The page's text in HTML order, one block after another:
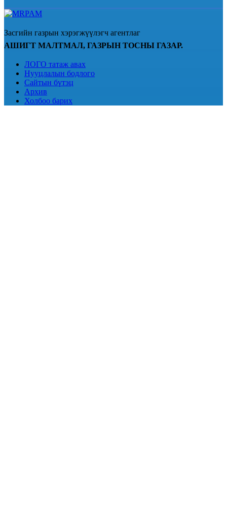
Засгийн газрын хэрэгжүүлэгч агентлаг
АШИГТ МАЛТМАЛ, ГАЗРЫН ТОСНЫ ГАЗАР.
ЛОГО татаж авах
Нууцлалын бодлого
Сайтын бүтэц
Архив
Холбоо барих